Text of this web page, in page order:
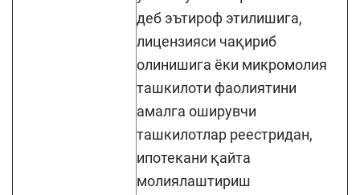
деб эътироф этилишига,
лицензияси чақириб
олинишига ёки микромолия
ташкилоти фаолиятини
амалга оширувчи
ташкилотлар реестридан,
ипотекани қайта
молиялаштириш